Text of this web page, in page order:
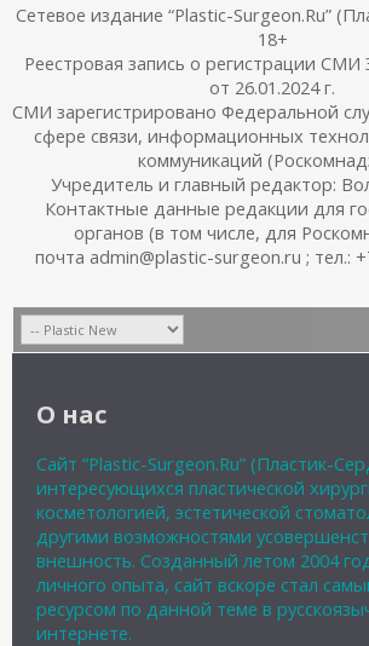
Сетевое издание “Plastic-Surgeon.Ru”
18+
Реестровая запись о регистрации
от 26.01.2024 г.
СМИ зарегистрировано Федеральной
сфере связи, информационных
коммуникаций
Учредитель и главный редактор:
Контактные данные редакции для
органов (в том числе, для
почта admin@plastic-surgeon.ru ; тел.:
О нас
Сайт “Plastic-Surgeon.Ru” (Пластик-
интересующихся пластической
косметологией, эстетической
другими возможностями
внешность. Созданный летом 2004
личного опыта, сайт вскоре стал
ресурсом по данной теме в
интернете.